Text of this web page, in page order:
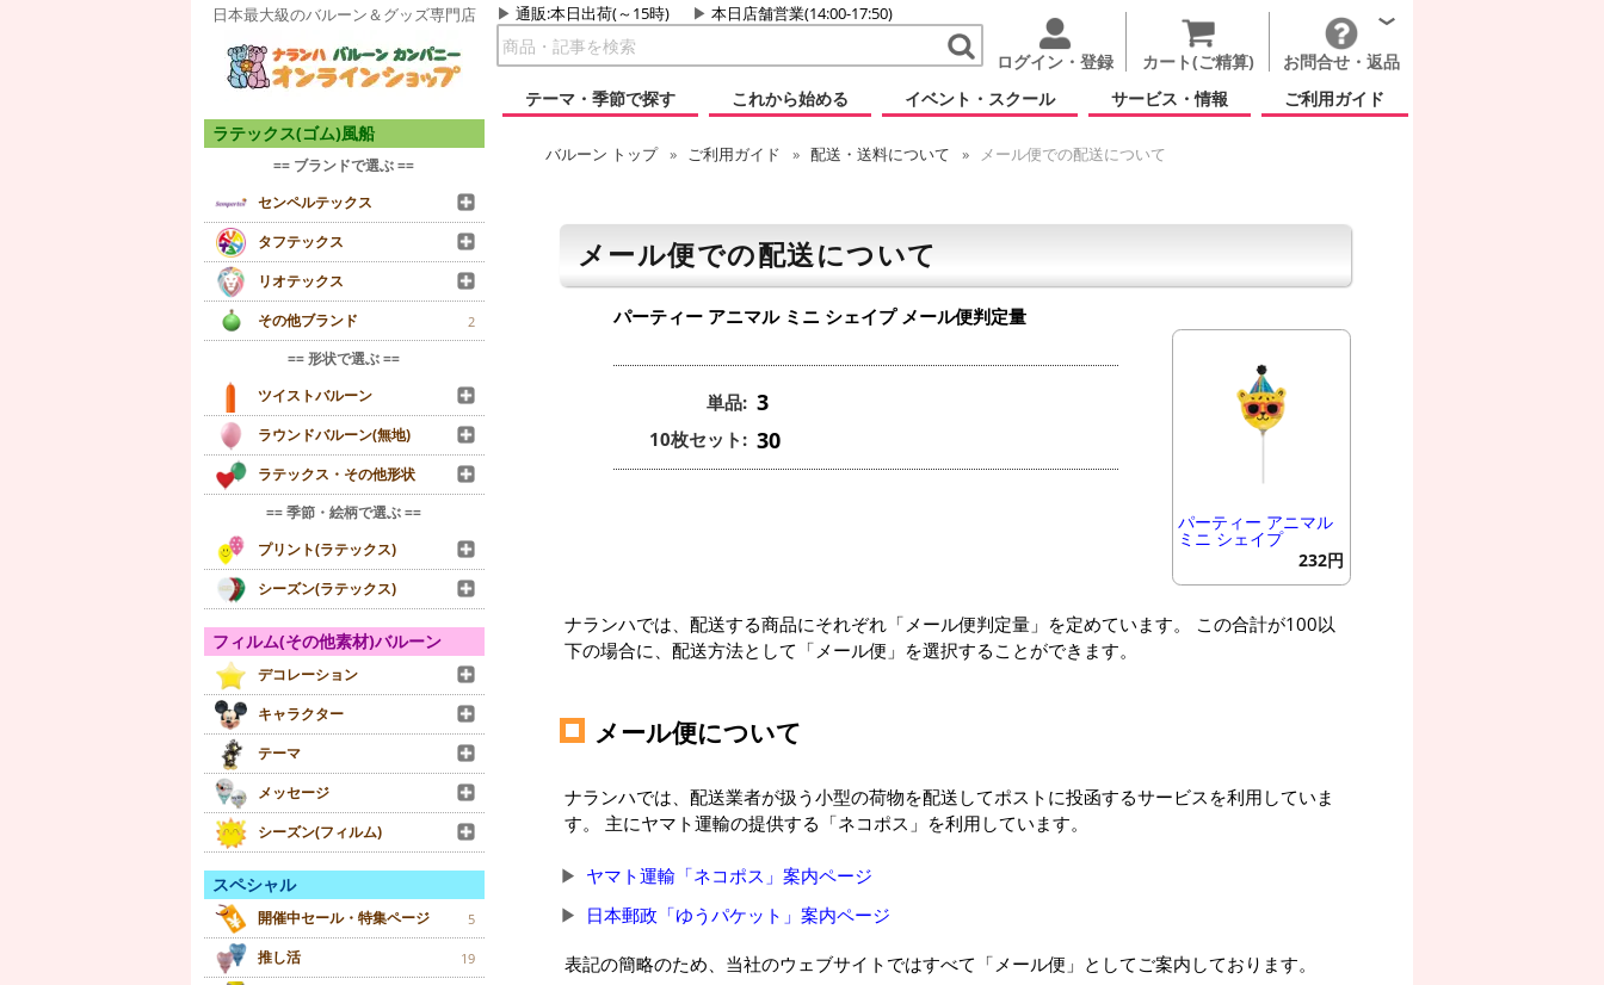
日本最大級のバルーン＆グッズ専門店 通販:本日出荷(～15時) 本日店舗営業(14:00-17:50)
ログイン・登録 カート(ご精算)
お問合せ・返品
テーマ・季節で探す
これから始める イベント・スクール サービス・情報 ご利用ガイド
ラテックス(ゴム)風船
== ブランドで選ぶ ==
センペルテックス
タフテックス
リオテックス
その他ブランド
2
== 形状で選ぶ ==
ツイストバルーン
ラウンドバルーン(無地)
ラテックス・その他形状
== 季節・絵柄で選ぶ ==
プリント(ラテックス)
シーズン(ラテックス)
フィルム(その他素材)バルーン
デコレーション
キャラクター
テーマ
メッセージ
シーズン(フィルム)
スペシャル
開催中セール・特集ページ 5
推し活 19
バルーン トップ ご利用ガイド 配送・送料について メール便での配送について
メール便での配送について
パーティー アニマル ミニ シェイプ メール便判定量
単品: 3
10枚セット: 30
パーティー アニマル
ミニ シェイプ
232円
ナランハでは、配送する商品にそれぞれ「メール便判定量」を定めています。 この合計が100以
下の場合に、配送方法として「メール便」を選択することができます。
メール便について
ナランハでは、配送業者が扱う小型の荷物を配送してポストに投函するサービスを利用していま
す。 主にヤマト運輸の提供する「ネコポス」を利用しています。
ヤマト運輸「ネコポス」案内ページ
日本郵政「ゆうパケット」案内ページ
表記の簡略のため、当社のウェブサイトではすべて「メール便」としてご案内しております。